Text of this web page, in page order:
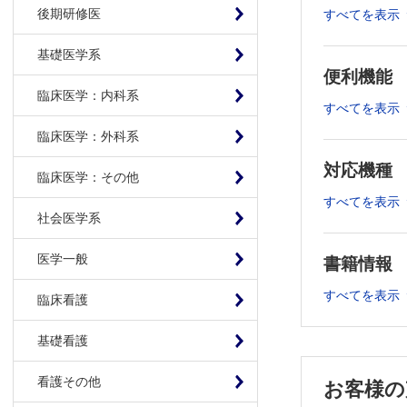
後期研修医
基礎医学系
臨床医学：内科系
臨床医学：外科系
臨床医学：その他
社会医学系
医学一般
臨床看護
基礎看護
看護その他
6．実験研
8．盲検化
9．解析対象
11．デー
12．記述統
13．P値と
15．パラ
16．分散分
17．度数デ
19．回帰分
20．生存分
23．その他
すべてを表示
便利機能
すべてを表示
対応機種
すべてを表示
書籍情報
すべてを表示
お客様